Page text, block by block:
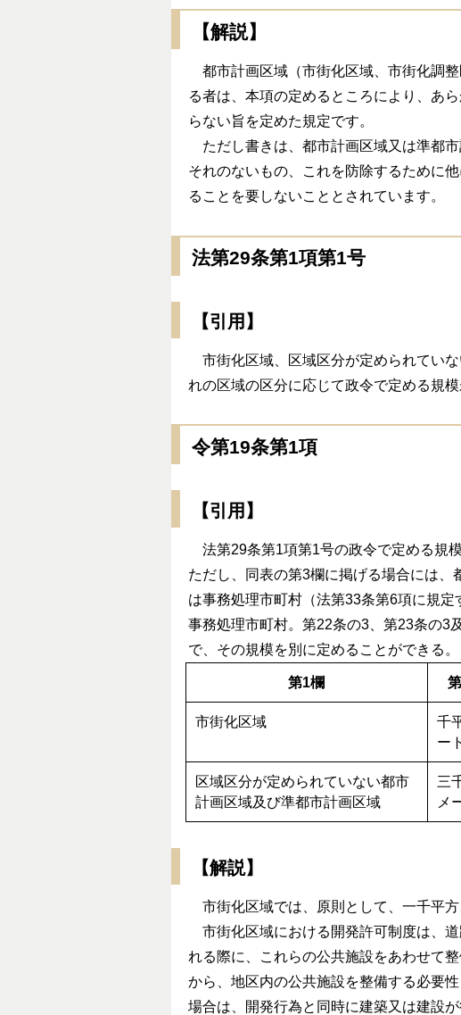
【解説】
都市計画区域（市街化区域、市街化調
る者は、本項の定めるところにより、あ
らない旨を定めた規定です。
ただし書きは、都市計画区域又は準都
それのないもの、これを防除するために
ることを要しないこととされています。
法第29条第1項第1号
【引用】
市街化区域、区域区分が定められてい
れの区域の区分に応じて政令で定める規
令第19条第1項
【引用】
法第29条第1項第1号の政令で定める規
ただし、同表の第3欄に掲げる場合には
は事務処理市町村（法第33条第6項に規
事務処理市町村。第22条の3、第23条の3
で、その規模を別に定めることができる。
第1欄
市街化区域
千
ー
区域区分が定められていない都市
計画区域及び準都市計画区域
三
メ
【解説】
市街化区域では、原則として、一千平方
市街化区域における開発許可制度は、
れる際に、これらの公共施設をあわせて
から、地区内の公共施設を整備する必要
場合は、開発行為と同時に建築又は建設